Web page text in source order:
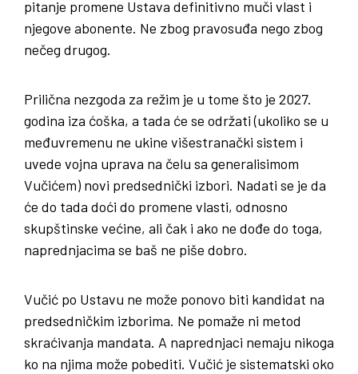
pitanje promene Ustava definitivno muči vlast i
njegove abonente. Ne zbog pravosuđa nego zbog
nečeg drugog.
Prilična nezgoda za režim je u tome što je 2027.
godina iza ćoška, a tada će se održati (ukoliko se u
međuvremenu ne ukine višestranački sistem i
uvede vojna uprava na čelu sa generalisimom
Vučićem) novi predsednički izbori. Nadati se je da
će do tada doći do promene vlasti, odnosno
skupštinske većine, ali čak i ako ne dođe do toga,
naprednjacima se baš ne piše dobro.
Vučić po Ustavu ne može ponovo biti kandidat na
predsedničkim izborima. Ne pomaže ni metod
skraćivanja mandata. A naprednjaci nemaju nikoga
ko na njima može pobediti. Vučić je sistematski oko